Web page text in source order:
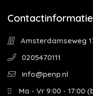
Contactinformatie
Amsterdamseweg
0205470111
info@penp.nl
Ma - Vr 9:00 - 17:00